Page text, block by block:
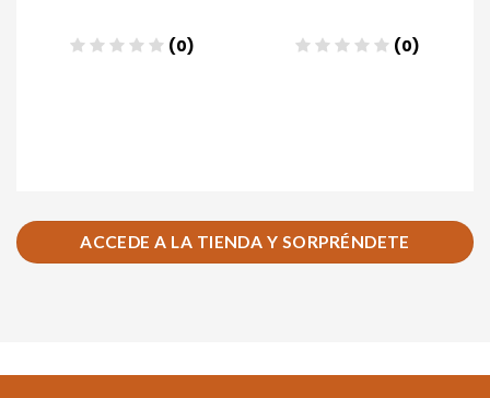
ACCEDE A LA TIENDA Y SORPRÉNDETE